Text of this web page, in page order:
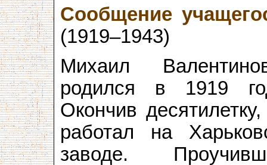
Сообщение
(1919–1943)
Михаил
родился в 1919
Окончив
работал на
заводе.